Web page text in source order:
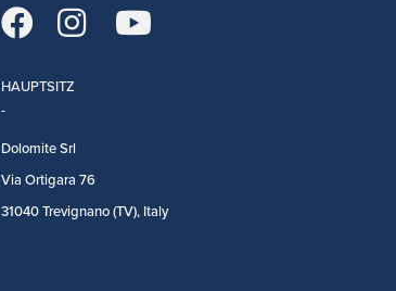
HAUPTSITZ
Dolomite Srl
Via Ortigara 76
31040 Trevignano (TV), Italy